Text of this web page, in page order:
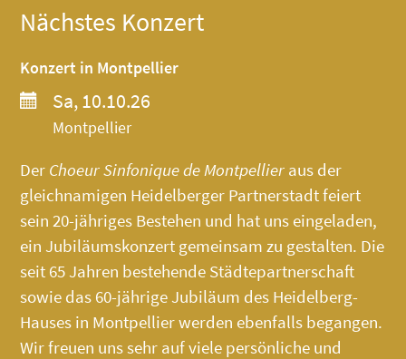
Nächstes Konzert
Konzert in Montpellier
Sa, 10.10.26
Montpellier
Der Choeur Sinfonique de Montpellier aus der
gleichnamigen Heidelberger Partnerstadt feiert
sein 20-jähriges Bestehen und hat uns eingeladen,
ein Jubiläumskonzert gemeinsam zu gestalten. Die
seit 65 Jahren bestehende Städtepartnerschaft
sowie das 60-jährige Jubiläum des Heidelberg-
Hauses in Montpellier werden ebenfalls begangen.
Wir freuen uns sehr auf viele persönliche und